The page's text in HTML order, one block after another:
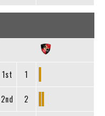
1st 1
2nd 2